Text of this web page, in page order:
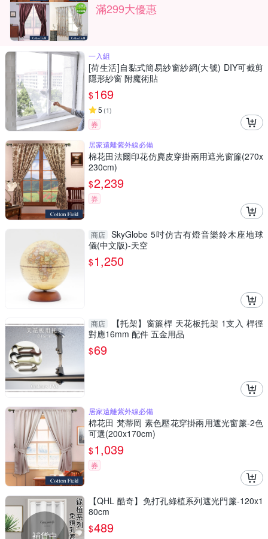
滿299大優惠
一入組
[荷生活]自黏式簡易紗窗紗網(大號) DIY可截剪
隱形紗窗 附魔術貼
$169
5 (1)
券
居家遠離紫外線必備
棉花田法爾印花仿麂皮穿掛兩用遮光窗簾(270x
230cm)
$2,239
券
商店 SkyGlobe 5吋仿古有燈音樂鈴木座地球
儀(中文版)-天空
$1,250
商店
【托架】窗簾桿 天花板托架 1支入 桿徑
對應16mm 配件 五金用品
$69
居家遠離紫外線必備
棉花田 梵蒂岡 素色壓花穿掛兩用遮光窗簾-2色
可選(200x170cm)
$1,039
券
補貨中
【QHL 酷奇】免打孔綠植系列遮光門簾-120x1
80cm
$489